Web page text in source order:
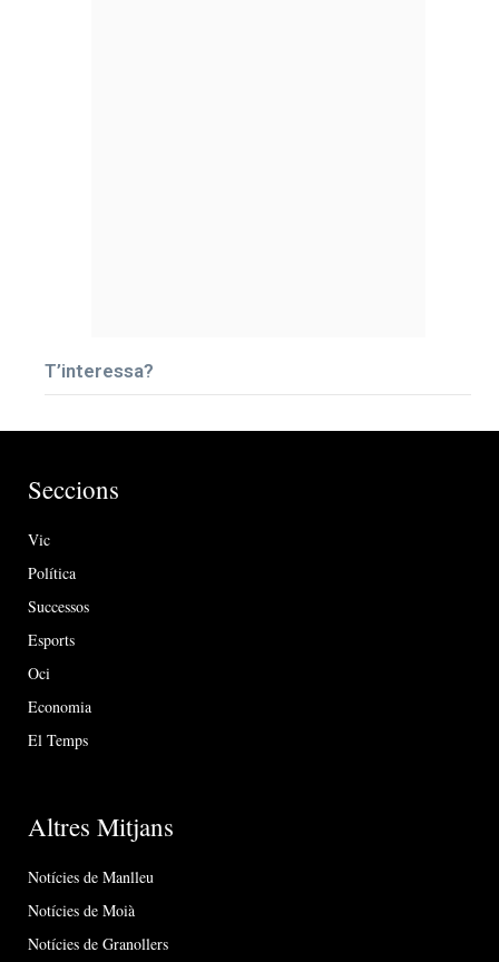
T’interessa?
Seccions
Vic
Política
Successos
Esports
Oci
Economia
El Temps
Altres Mitjans
Notícies de Manlleu
Notícies de Moià
Notícies de Granollers